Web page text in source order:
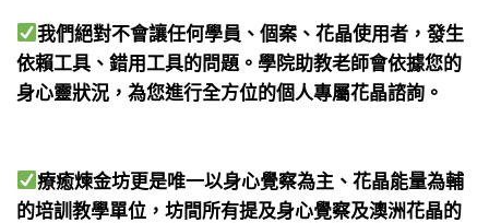
我們絕對不會讓任何學員、個案、花晶使用者，發生
依賴工具、錯用工具的問題。學院助教老師會依據您的
身心靈狀況，為您進行全方位的個人專屬花晶諮詢。
療癒煉金坊更是唯一以身心覺察為主、花晶能量為輔
的培訓教學單位，坊間所有提及身心覺察及澳洲花晶的